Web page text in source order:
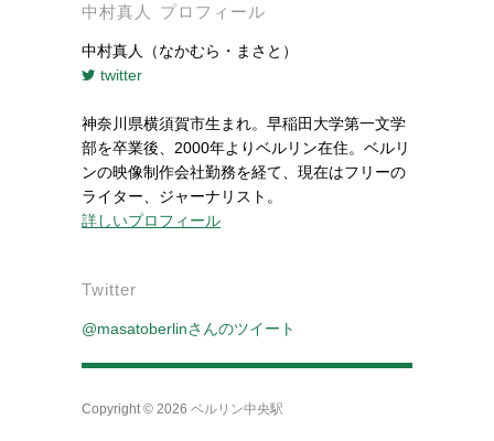
中村真人 プロフィール
中村真人（なかむら・まさと）
twitter
神奈川県横須賀市生まれ。早稲田大学第一文学
部を卒業後、2000年よりベルリン在住。ベルリ
ンの映像制作会社勤務を経て、現在はフリーの
ライター、ジャーナリスト。
詳しいプロフィール
Twitter
@masatoberlinさんのツイート
Copyright © 2026 ベルリン中央駅